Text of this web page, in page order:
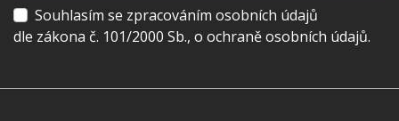
Souhlasím se zpracováním osobních údajů
dle zákona č. 101/2000 Sb., o ochraně osobních údajů.